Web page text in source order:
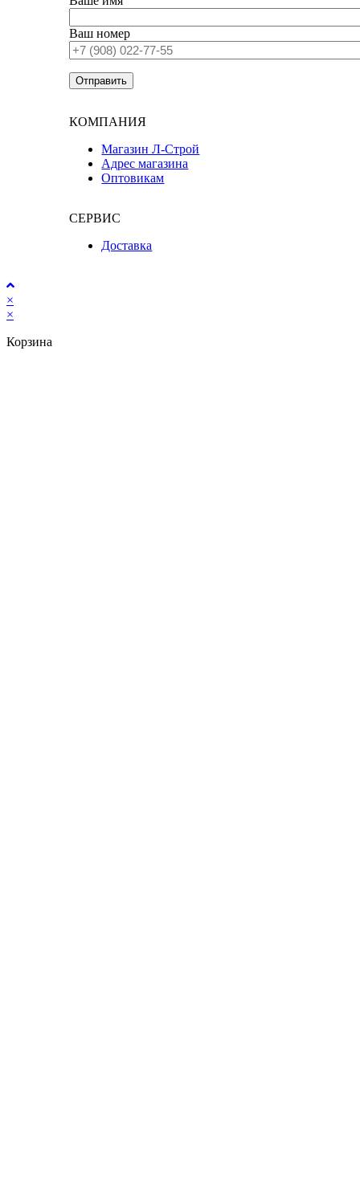
Ваш номер
КОМПАНИЯ
Магазин Л-Строй
Адрес магазина
Оптовикам
СЕРВИС
Доставка
×
×
Корзина